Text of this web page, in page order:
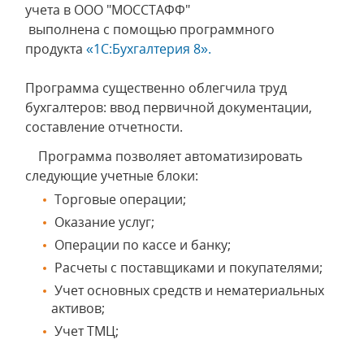
учета в ООО "МОССТАФФ"
выполнена с помощью программного
продукта «1С:Бухгалтерия 8».
Программа существенно облегчила труд
бухгалтеров: ввод первичной документации,
составление отчетности.
Программа позволяет автоматизировать
следующие учетные блоки:
Торговые операции;
Оказание услуг;
Операции по кассе и банку;
Расчеты с поставщиками и покупателями;
Учет основных средств и нематериальных
активов;
Учет ТМЦ;